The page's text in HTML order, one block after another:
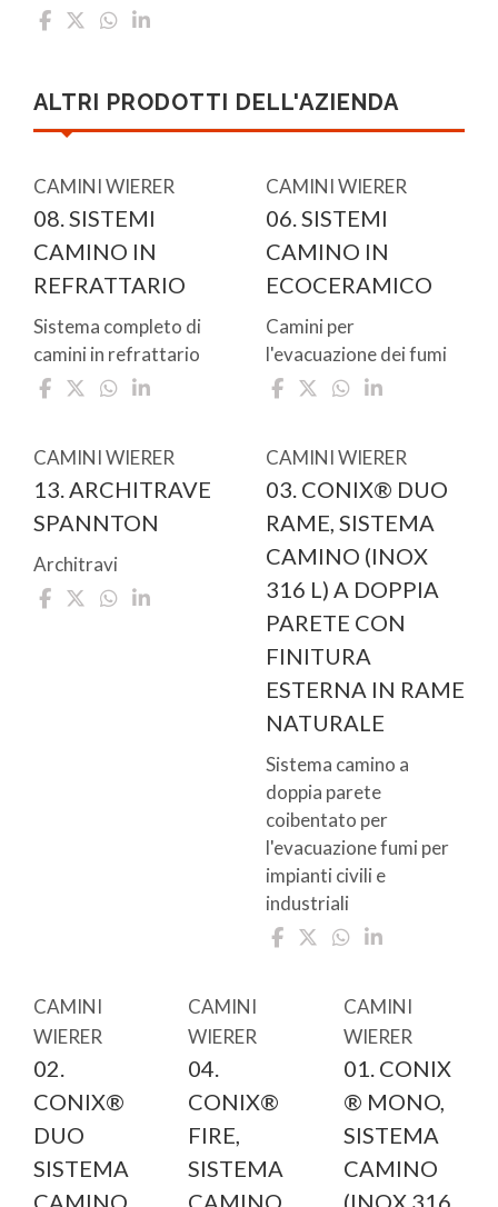
ALTRI PRODOTTI DELL'AZIENDA
CAMINI WIERER
08. SISTEMI
CAMINO IN
REFRATTARIO
Sistema completo di
camini in refrattario
CAMINI WIERER
06. SISTEMI
CAMINO IN
ECOCERAMICO
Camini per
l'evacuazione dei fumi
CAMINI WIERER
13. ARCHITRAVE
SPANNTON
Architravi
CAMINI WIERER
03. CONIX® DUO
RAME, SISTEMA
CAMINO (INOX
316 L) A DOPPIA
PARETE CON
FINITURA
ESTERNA IN RAME
NATURALE
Sistema camino a
doppia parete
coibentato per
l'evacuazione fumi per
impianti civili e
industriali
CAMINI
WIERER
02.
CONIX®
DUO
SISTEMA
CAMINI
WIERER
04.
CONIX®
FIRE,
SISTEMA
CAMINI
WIERER
01. CONIX
® MONO,
SISTEMA
CAMINO